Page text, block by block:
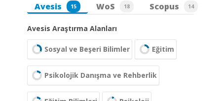
Avesis 15 WoS 18 Scopus 14
Avesis Araştırma Alanları
Sosyal ve Beşeri Bilimler Eğitim
Psikolojik Danışma ve Rehberlik